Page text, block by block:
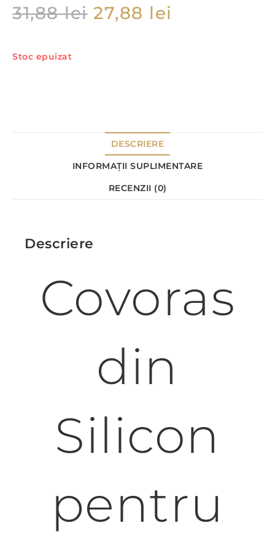
31,88lei 27,88 lei
Stoc epuizat
DESCRIERE
INFORMAȚII SUPLIMENTARE
RECENZII (0)
Descriere
Covoras
din
Silicon
pentru